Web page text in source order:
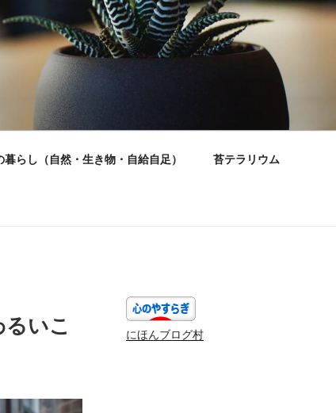
暮らし（自然・生き物・自給自足） 苔テラリウム
いこ
にほんブログ村